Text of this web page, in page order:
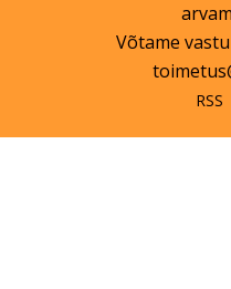
Võtame
RSS